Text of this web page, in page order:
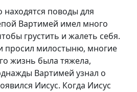
Евгений Раннев,
священнослужитель,
магистр богословия
Евгений Раннев,
священнослужитель,
находятся поводы для
Вартимей имел много
грустить и жалеть себя.
просил милостыню, многие
жизнь была тяжела,
Вартимей узнал о
Иисус. Когда Иисус